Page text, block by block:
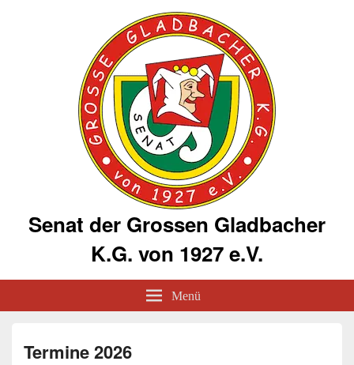
Senat der Grossen Gladbacher
K.G. von 1927 e.V.
Menü
Termine 2026